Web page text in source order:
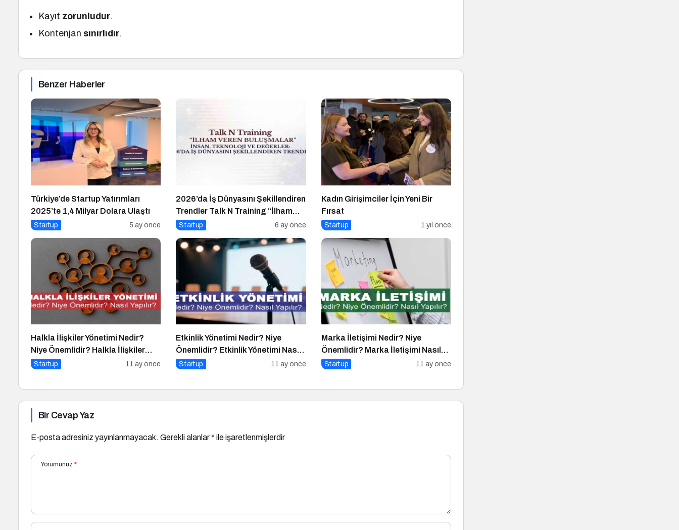
Kayıt zorunludur.
Kontenjan sınırlıdır.
Benzer Haberler
Türkiye’de Startup Yatırımları
2025’te 1,4 Milyar Dolara Ulaştı
Startup 5 ay önce
2026’da İş Dünyasını Şekillendiren
Trendler Talk N Training “İlham
Veren Buluşmalar” Serisinde!
Startup 6 ay önce
Kadın Girişimciler İçin Yeni Bir
Fırsat
Startup 1 yıl önce
Halkla İlişkiler Yönetimi Nedir?
Niye Önemlidir? Halkla İlişkiler
Yönetimi Nasıl Yapılır?
Startup 11 ay önce
Etkinlik Yönetimi Nedir? Niye
Önemlidir? Etkinlik Yönetimi Nasıl
Yapılır?
Startup 11 ay önce
Marka İletişimi Nedir? Niye
Önemlidir? Marka İletişimi Nasıl
Yapılır?
Startup 11 ay önce
Bir Cevap Yaz
E-posta adresiniz yayınlanmayacak. Gerekli alanlar* ile işaretlenmişlerdir
Yorumunuz *